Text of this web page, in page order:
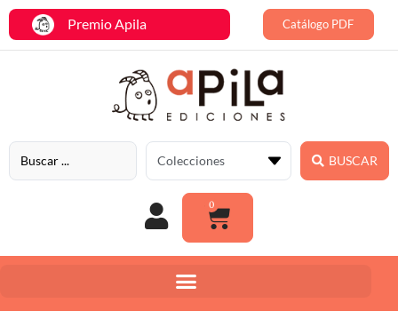
Premio Apila Catálogo PDF
BUSCAR
0